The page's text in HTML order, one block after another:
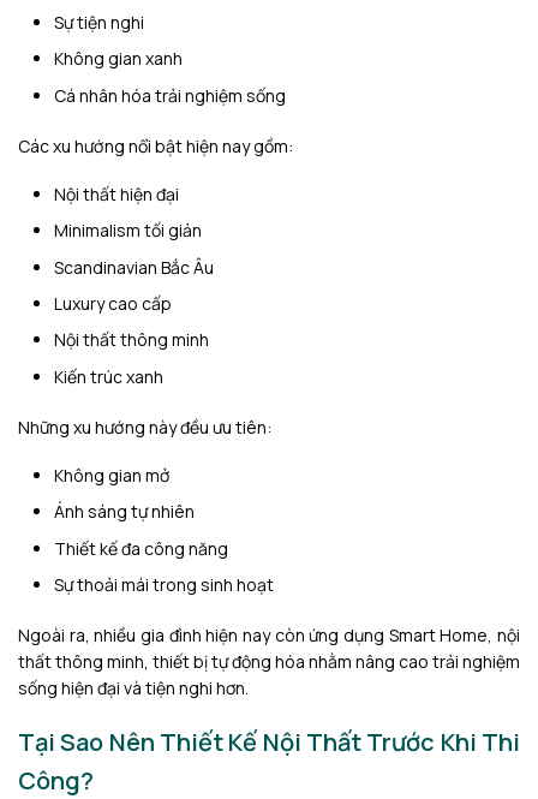
Sự tiện nghi
Không gian xanh
Cá nhân hóa trải nghiệm sống
Các xu hướng nổi bật hiện nay gồm:
Nội thất hiện đại
Minimalism tối giản
Scandinavian Bắc Âu
Luxury cao cấp
Nội thất thông minh
Kiến trúc xanh
Những xu hướng này đều ưu tiên:
Không gian mở
Ánh sáng tự nhiên
Thiết kế đa công năng
Sự thoải mái trong sinh hoạt
Ngoài ra, nhiều gia đình hiện nay còn ứng dụng Smart Home, nội
thất thông minh, thiết bị tự động hóa nhằm nâng cao trải nghiệm
sống hiện đại và tiện nghi hơn.
Tại Sao Nên Thiết Kế Nội Thất Trước Khi Thi
Công?